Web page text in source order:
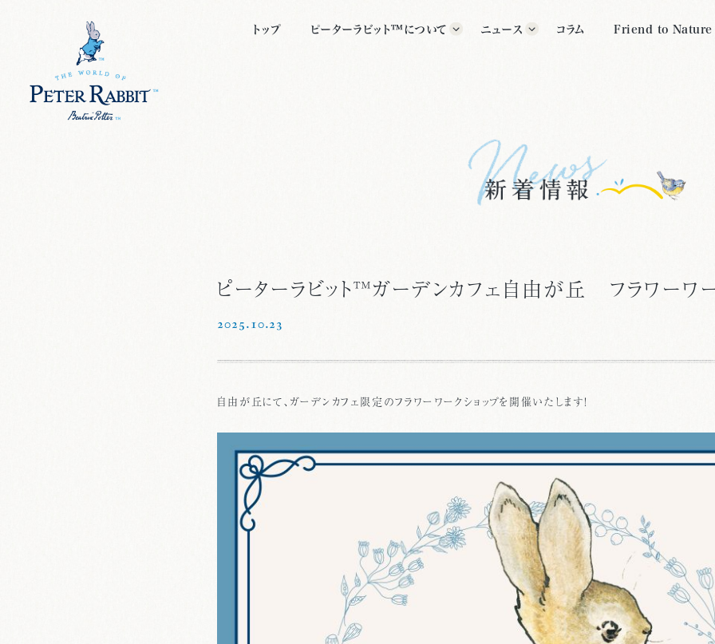
トップ ピーターラビット™について ニュース コラム Friend to Nature
ピーターラビット™ガーデンカフェ自由が丘 フラワーワー
2025.10.23
自由が丘にて、ガーデンカフェ限定のフラワーワークショップを開催いたします！